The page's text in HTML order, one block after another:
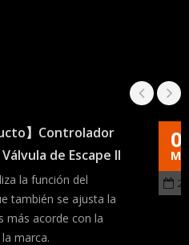
】Controlador
de Escape II
la función del
también se ajusta la
más acorde con la
marca.